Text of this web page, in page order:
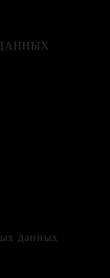
данных